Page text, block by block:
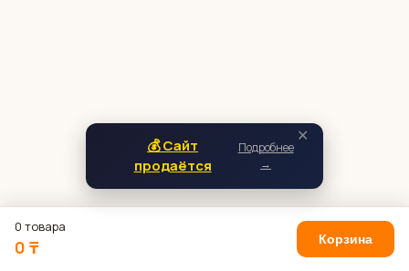
✕
💰 Сайт
продаётся
Подробнее
→
0 товара
0 ₸ Корзина